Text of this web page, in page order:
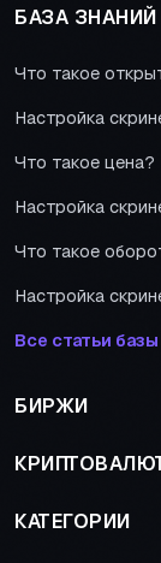
БАЗА ЗНАНИЙ
Что такое
Настройка
Что такое цена?
Настройка
Что такое
Настройка
Все статьи
БИРЖИ
КАТЕГОРИИ